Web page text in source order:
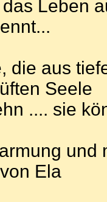
Leben
die aus
Seele
.... sie
und
Ela